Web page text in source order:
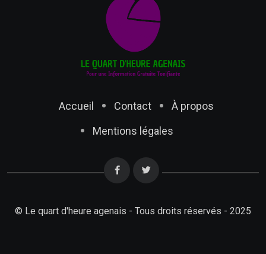
Accueil Contact
À propos
Mentions légales
© Le quart d'heure agenais - Tous droits réservés - 2025